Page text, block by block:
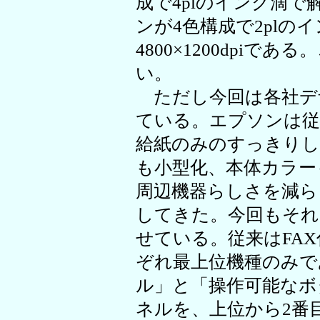
ンが4色構成で2plの
4800×1200dpiである
い。
ただし今回は各社
ている。エプソンは
給紙のみのすっきり
も小型化、本体カラ
周辺機器らしさを減
してきた。今回もそ
せている。従来は
ぞれ最上位機種のみ
ル」と「操作可能な
ネルを、上位から2番